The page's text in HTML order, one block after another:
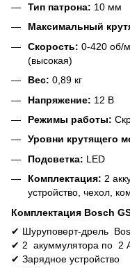
Тип патрона: 10 мм
Максимальный
Скорость: 0-420 об/
(высокая)
Вес: 0,89 кг
Напряжение: 12 В
Режимы работы:
Уровни крутящего
Подсветка: LED
Комплектация: 2
устройство, чехол,
Комплектация Bosch
✔ Шуруповерт-дрель
✔ 2 акуммулятора по 2
✔ Зарядное устройство